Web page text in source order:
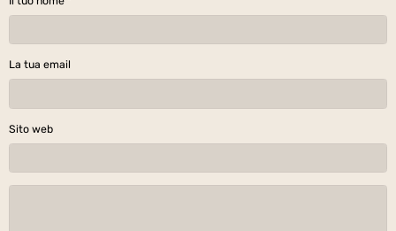
La tua email
Sito web